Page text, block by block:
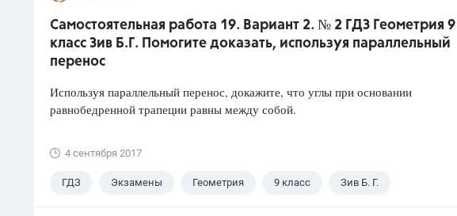
Самостоятельная работа 19. Вариант 2. № 2 ГДЗ Геометрия 9
класс Зив Б.Г. Помогите доказать, используя параллельный
перенос
Используя параллельный перенос, докажите, что углы при основании
равнобедренной трапеции равны между собой.
4 сентября 2017
ГДЗ Экзамены Геометрия 9 класс Зив Б. Г.